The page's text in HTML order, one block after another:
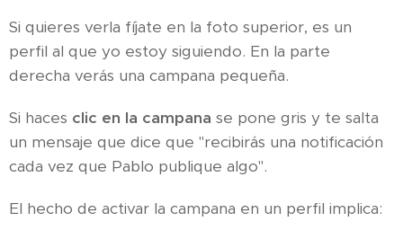
Si quieres verla fíjate en la foto superior, es un
perfil al que yo estoy siguiendo. En la parte
derecha verás una campana pequeña.
Si haces clic en la campana se pone gris y te salta
un mensaje que dice que "recibirás una notificación
cada vez que Pablo publique algo".
El hecho de activar la campana en un perfil implica: